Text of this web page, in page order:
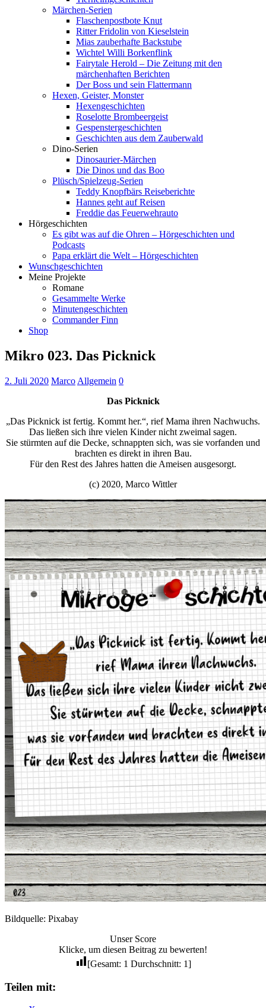
Märchen-Serien
Flaschenpostbote Knut
Ritter Fridolin von Kieselstein
Mias zauberhafte Backstube
Wichtel Willi Borkenflink
Fairytale Herold – Die Zeitung mit den
märchenhaften Berichten
Der Boss und sein Flattermann
Hexen, Geister, Monster
Hexengeschichten
Roselotte Brombeergeist
Gespenstergeschichten
Geschichten aus dem Zauberwald
Dino-Serien
Dinosaurier-Märchen
Die Dinos und das Boo
Plüsch/Spielzeug-Serien
Teddy Knopfbärs Reiseberichte
Hannes geht auf Reisen
Freddie das Feuerwehrauto
Hörgeschichten
Es gibt was auf die Ohren – Hörgeschichten und
Podcasts
Papa erklärt die Welt – Hörgeschichten
Wunschgeschichten
Meine Projekte
Romane
Gesammelte Werke
Minutengeschichten
Commander Finn
Shop
Mikro 023. Das Picknick
2. Juli 2020 Marco Allgemein 0
Das Picknick
„Das Picknick ist fertig. Kommt her.“, rief Mama ihren Nachwuchs.
Das ließen sich ihre vielen Kinder nicht zweimal sagen.
Sie stürmten auf die Decke, schnappten sich, was sie vorfanden und
brachten es direkt in ihren Bau.
Für den Rest des Jahres hatten die Ameisen ausgesorgt.
(c) 2020, Marco Wittler
Bildquelle: Pixabay
Unser Score
Klicke, um diesen Beitrag zu bewerten!
[Gesamt: 1 Durchschnitt: 1]
Teilen mit: